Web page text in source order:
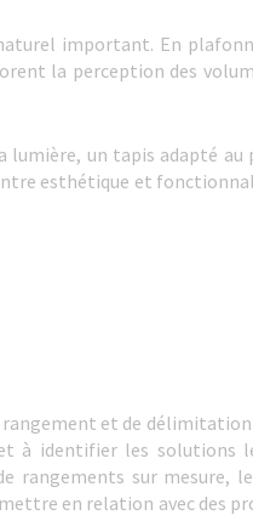
important. En
la perception des
un tapis adapté au
esthétique et
rangement et de
à identifier les solutions
rangements sur mesure,
en relation avec des